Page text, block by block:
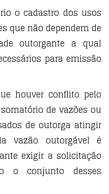
o cadastro dos usos
que não dependem de
outorgante a qual
para emissão
houver conflito pelo
de vazões ou
de outorga atingir
vazão outorgável é
exigir a solicitação
o conjunto desses